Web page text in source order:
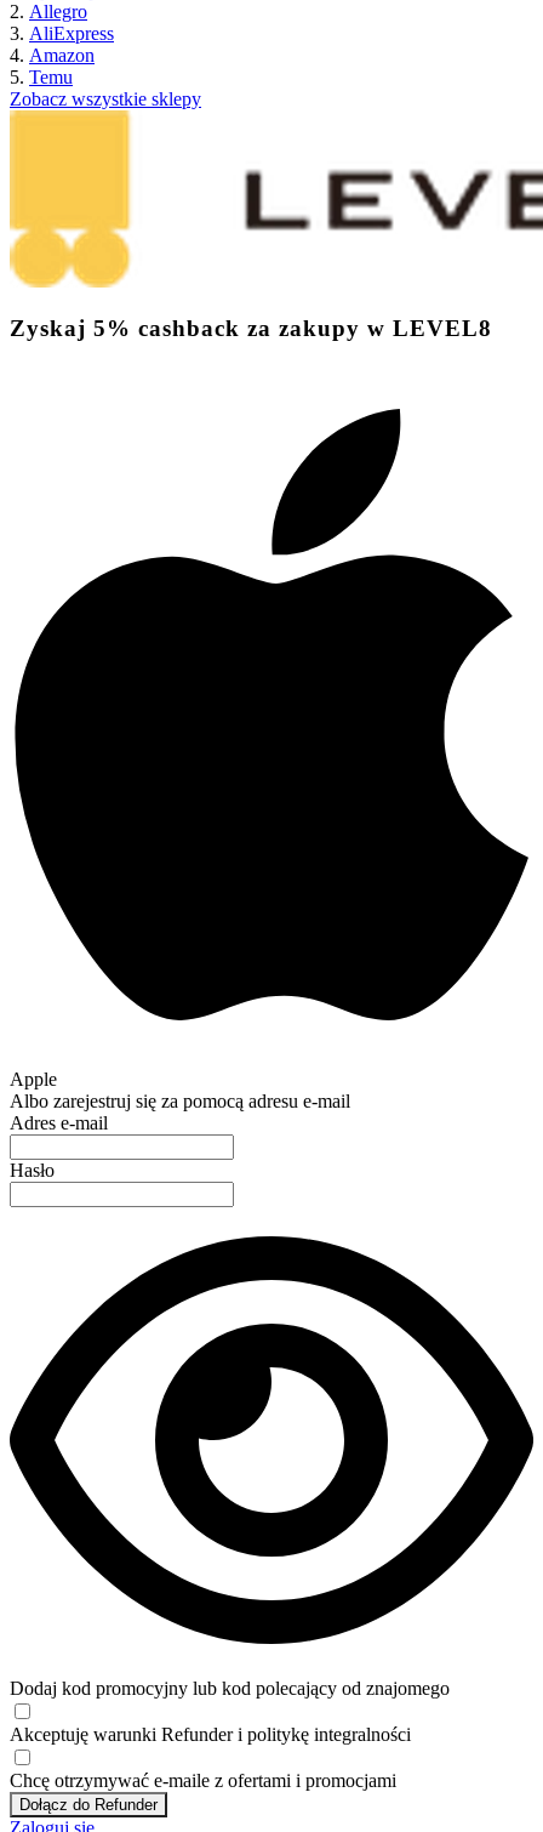
Allegro
AliExpress
Amazon
Temu
Zobacz wszystkie sklepy
Zyskaj 5% cashback za zakupy w LEVEL8
Apple
Albo zarejestruj się za pomocą adresu e-mail
Adres e-mail
Hasło
Dodaj kod promocyjny lub kod polecający od znajomego
Akceptuję warunki Refunder i politykę integralności
Chcę otrzymywać e-maile z ofertami i promocjami
Dołącz do Refunder
Zaloguj się